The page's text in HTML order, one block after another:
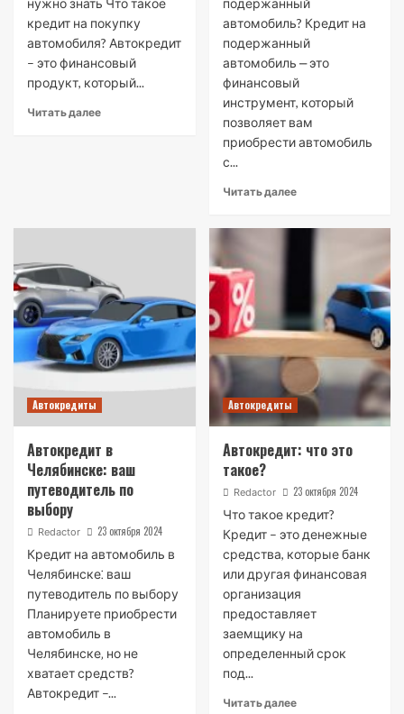
нужно знать Что такое
кредит на покупку
автомобиля? Автокредит
– это финансовый
продукт, который...
Читать далее
подержанный
автомобиль? Кредит на
подержанный
автомобиль ⎼ это
финансовый
инструмент, который
позволяет вам
приобрести автомобиль
с...
Читать далее
Автокредиты
Автокредит в
Челябинске: ваш
путеводитель по
выбору
Redactor 23 октября 2024
Кредит на автомобиль в
Челябинске⁚ ваш
путеводитель по выбору
Планируете приобрести
автомобиль в
Челябинске‚ но не
хватает средств?
Автокредит –...
Автокредиты
Автокредит: что это
такое?
Redactor 23 октября 2024
Что такое кредит?
Кредит – это денежные
средства, которые банк
или другая финансовая
организация
предоставляет
заемщику на
определенный срок
под...
Читать далее